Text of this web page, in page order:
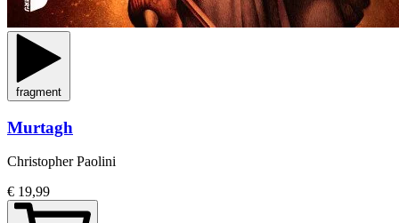
fragment
Murtagh
Christopher Paolini
€ 19,99